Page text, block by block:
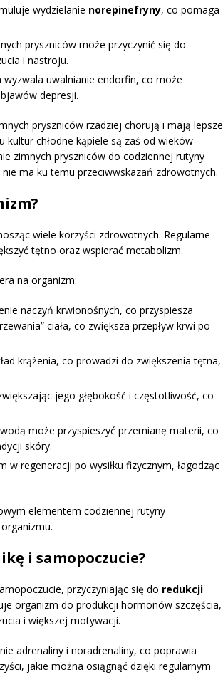
wydzielanie norepinefryny, co pomaga
pryszniców może przyczynić się do
i nastroju.
wyzwala uwalnianie endorfin, co może
depresji.
pryszniców rzadziej chorują i mają lepsze
kultur chłodne kąpiele są zaś od wieków
zimnych pryszniców do codziennej rutyny
ma ku temu przeciwwskazań zdrowotnych.
wiele korzyści zdrowotnych. Regularne
tętno oraz wspierać metabolizm.
na organizm:
naczyń krwionośnych, co przyspiesza
ciała, co zwiększa przepływ krwi po
krążenia, co prowadzi do zwiększenia tętna,
jego głębokość i częstotliwość, co
może przyspieszyć przemianę materii, co
skóry.
w regeneracji po wysiłku fizycznym, łagodząc
elementem codziennej rutyny
i samopoczucie?
przyczyniając się do redukcji
organizm do produkcji hormonów szczęścia,
i większej motywacji.
adrenaliny i noradrenaliny, co poprawia
jakie można osiągnąć dzięki regularnym